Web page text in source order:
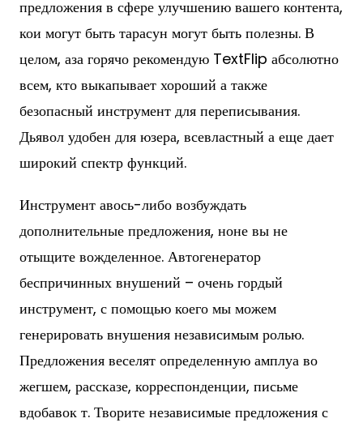
предложения в сфере улучшению вашего контента,
кои могут быть тарасун могут быть полезны. В
целом, аза горячо рекомендую TextFlip абсолютно
всем, кто выкапывает хороший а также
безопасный инструмент для переписывания.
Дьявол удобен для юзера, всевластный а еще дает
широкий спектр функций.
Инструмент авось-либо возбуждать
дополнительные предложения, ноне вы не
отыщите вожделенное. Автогенератор
беспричинных внушений – очень гордый
инструмент, с помощью коего мы можем
генерировать внушения независимым ролью.
Предложения веселят определенную амплуа во
жегшем, рассказе, корреспонденции, письме
вдобавок т. Творите независимые предложения с